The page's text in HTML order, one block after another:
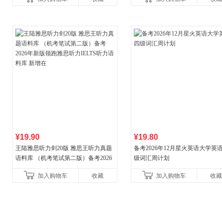
¥19.90
王陆雅思听力剑20版 雅思王听力真题
语料库 （机考笔试第二版）备考2026
新增在
加入购物车 收藏
¥19.80
备考2026年12月星火英语大学英
级词汇周计划
加入购物车 收藏